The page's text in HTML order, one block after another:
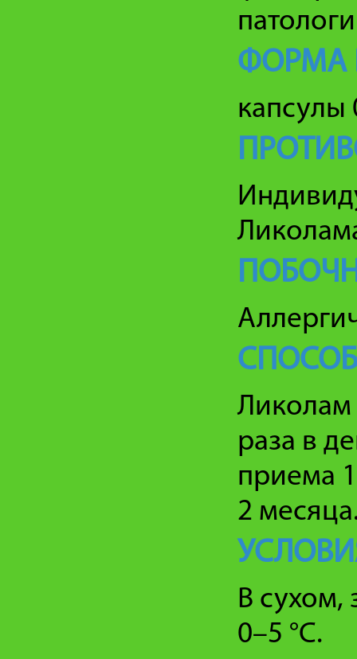
ФОРМА
капсулы
Ликолам
раза в
приема
2
В сухом,
0–5 °C.